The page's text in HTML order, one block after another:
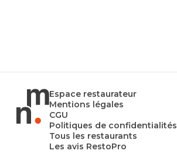
Espace restaurateur
Mentions légales
CGU
Politiques de confidentialités
Tous les restaurants
Les avis RestoPro